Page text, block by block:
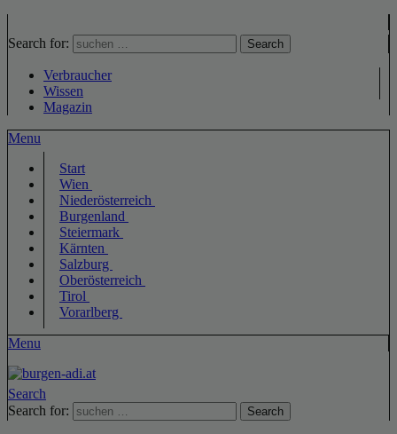
Search for: Search
Verbraucher
Wissen
Magazin
Menu
Start
Wien
Niederösterreich
Burgenland
Steiermark
Kärnten
Salzburg
Oberösterreich
Tirol
Vorarlberg
Menu
Search
Search for:
Search